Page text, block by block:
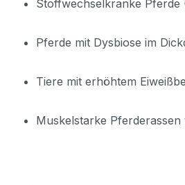
Stoffwechselkranke Pferde
Pferde mit Dysbiose im
Tiere mit erhöhtem
Muskelstarke